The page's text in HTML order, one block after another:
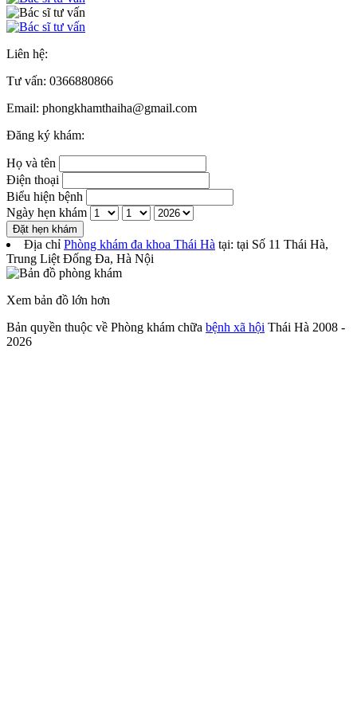
Liên hệ:
Tư vấn: 0366880866
Email: phongkhamthaiha@gmail.com
Đăng ký khám:
Họ và tên
Điện thoại
Biểu hiện bệnh
Ngày hẹn khám
Đặt hẹn khám
Địa chỉ Phòng khám đa khoa Thái Hà tại: tại Số 11 Thái Hà,
Trung Liệt Đống Đa, Hà Nội
Xem bản đồ lớn hơn
Bản quyền thuộc về Phòng khám chữa bệnh xã hội Thái Hà 2008 -
2026